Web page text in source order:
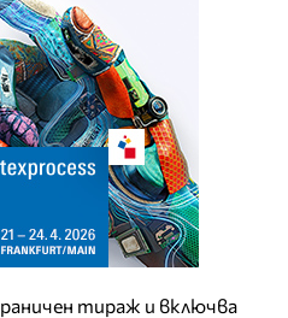
тираж и включва